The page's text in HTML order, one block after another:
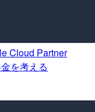
Cloud Partner
を考える